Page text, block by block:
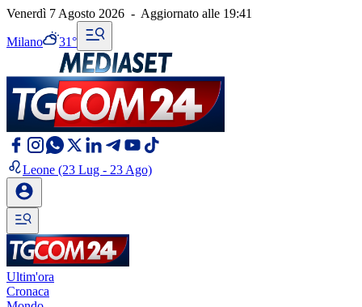
Venerdì 7 Agosto 2026 - Aggiornato alle 19:41
Milano 31°
Leone (23 Lug - 23 Ago)
Ultim'ora
Cronaca